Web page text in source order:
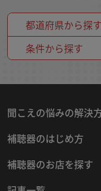
都道府県から探す
条件から探す
聞こえの悩みの解決
補聴器のはじめ方
補聴器のお店を探す